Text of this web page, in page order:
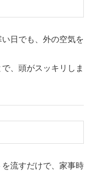
日でも、外の空気を
、頭がスッキリしま
流すだけで、家事時